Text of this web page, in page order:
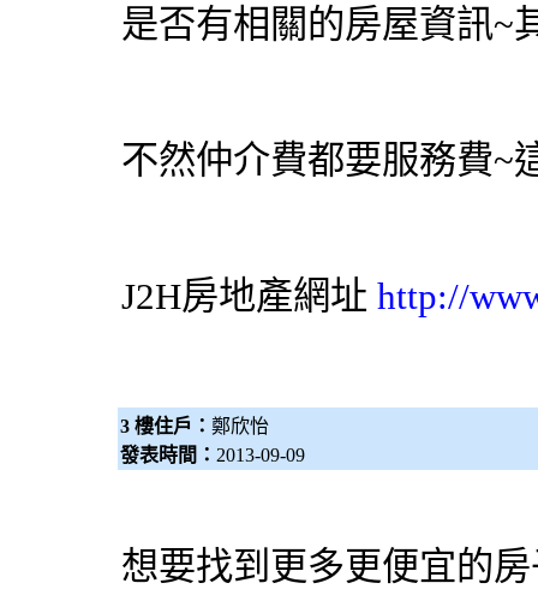
是否有相關的房屋資訊~
不然仲介費都要服務費~
J2H房地產網址 http://
3 樓住戶： 鄭欣怡
發表時間： 2013-09-09
想要找到更多更便宜的